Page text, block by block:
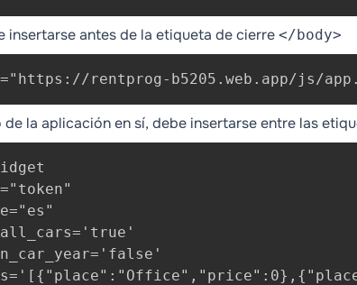
insertarse antes de la etiqueta de cierre </body>
rentprog-b5205.web.app/js/
de la aplicación en sí, debe insertarse entre las